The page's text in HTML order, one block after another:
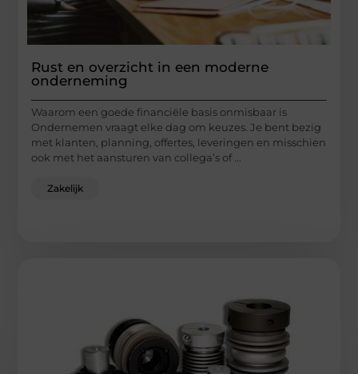
Rust en overzicht in een moderne
onderneming
Waarom een goede financiële basis onmisbaar is
Ondernemen vraagt elke dag om keuzes. Je bent bezig
met klanten, planning, offertes, leveringen en misschien
ook met het aansturen van collega’s of ...
Zakelijk